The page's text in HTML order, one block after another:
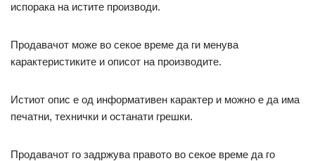
испорака на истите производи.
Продавачот може во секое време да ги менува
карактеристиките и описот на производите.
Истиот опис е од информативен карактер и можно е да има
печатни, технички и останати грешки.
Продавачот го задржува правото во секое време да го